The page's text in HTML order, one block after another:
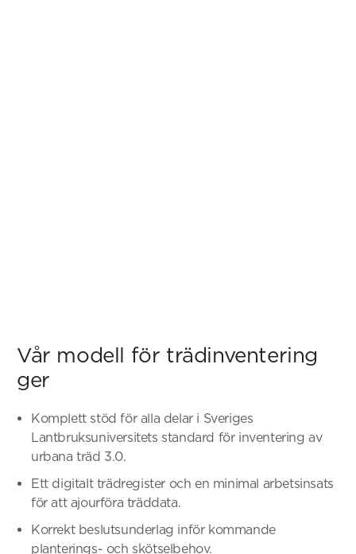
Vår modell för trädinventering
ger
Komplett stöd för alla delar i Sveriges
Lantbruksuniversitets standard för inventering av
urbana träd 3.0.
Ett digitalt trädregister och en minimal arbetsinsats
för att ajourföra träddata.
Korrekt beslutsunderlag inför kommande
planterings- och skötselbehov.